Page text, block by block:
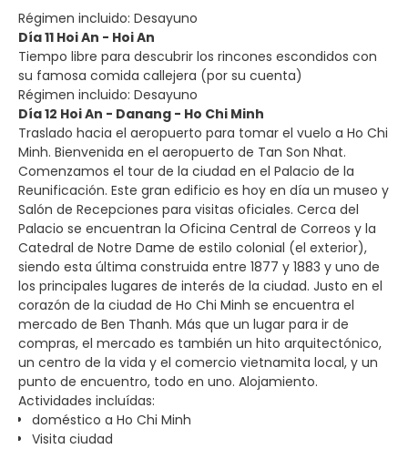
Régimen incluido: Desayuno
Día 11 Hoi An - Hoi An
Tiempo libre para descubrir los rincones escondidos con
su famosa comida callejera (por su cuenta)
Régimen incluido: Desayuno
Día 12 Hoi An - Danang - Ho Chi Minh
Traslado hacia el aeropuerto para tomar el vuelo a Ho Chi
Minh. Bienvenida en el aeropuerto de Tan Son Nhat.
Comenzamos el tour de la ciudad en el Palacio de la
Reunificación. Este gran edificio es hoy en día un museo y
Salón de Recepciones para visitas oficiales. Cerca del
Palacio se encuentran la Oficina Central de Correos y la
Catedral de Notre Dame de estilo colonial (el exterior),
siendo esta última construida entre 1877 y 1883 y uno de
los principales lugares de interés de la ciudad. Justo en el
corazón de la ciudad de Ho Chi Minh se encuentra el
mercado de Ben Thanh. Más que un lugar para ir de
compras, el mercado es también un hito arquitectónico,
un centro de la vida y el comercio vietnamita local, y un
punto de encuentro, todo en uno. Alojamiento.
Actividades incluídas:
doméstico a Ho Chi Minh
Visita ciudad